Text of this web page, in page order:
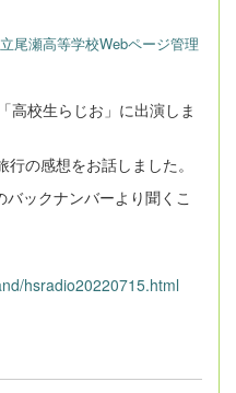
尾瀬高等学校Webページ管理
高校生らじお」に出演しま
の感想をお話しました。
ックナンバーより聞くこ
hsradio20220715.html